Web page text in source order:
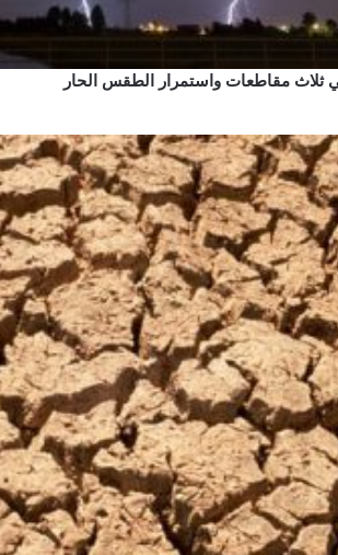
مقاطعات واستمرار الطقس الحار